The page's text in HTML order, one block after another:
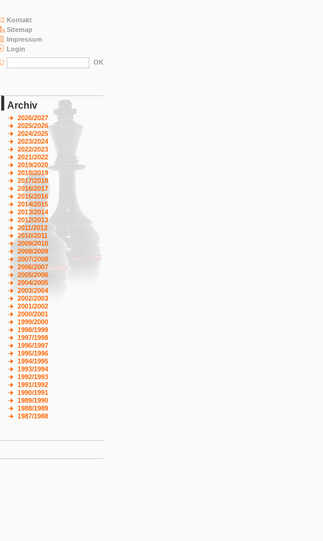
Kontakt
Sitemap
Impressum
Login
Archiv
2026/2027
2025/2026
2024/2025
2023/2024
2022/2023
2021/2022
2019/2020
2018/2019
2017/2018
2016/2017
2015/2016
2014/2015
2013/2014
2012/2013
2011/2012
2010/2011
2009/2010
2008/2009
2007/2008
2006/2007
2005/2006
2004/2005
2003/2004
2002/2003
2001/2002
2000/2001
1999/2000
1998/1999
1997/1998
1996/1997
1995/1996
1994/1995
1993/1994
1992/1993
1991/1992
1990/1991
1989/1990
1988/1989
1987/1988